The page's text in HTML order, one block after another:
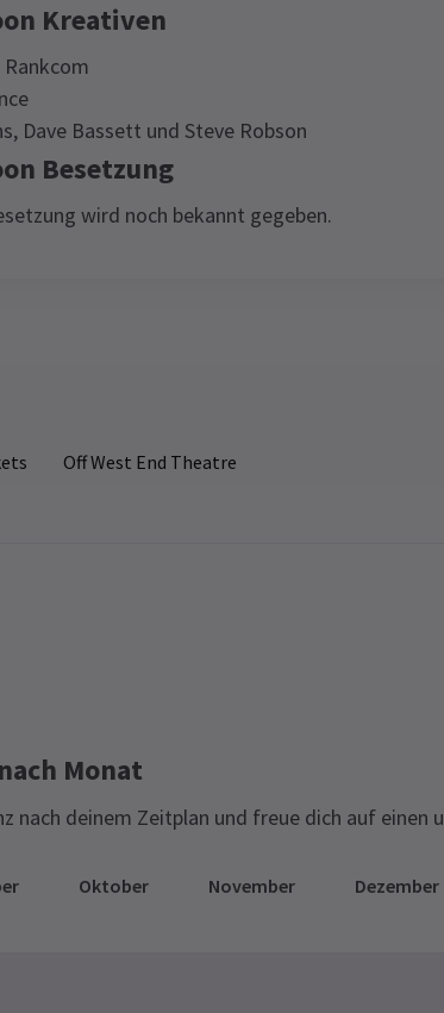
Kreativen
Dave Bassett und Steve Robson
Besetzung
wird noch bekannt gegeben.
SAMSTAG
Schüsse und Feuer
Off West End Theatre
Monat
nach deinem Zeitplan und freue dich auf einen
Oktober November Dezember